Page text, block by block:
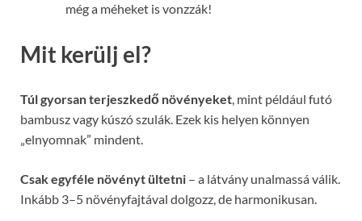
még a méheket is vonzzák!
Mit kerülj el?
Túl gyorsan terjeszkedő növényeket , mint például futó
bambusz vagy kúszó szulák. Ezek kis helyen könnyen
„elnyomnak” mindent.
Csak egyféle növényt ültetni – a látvány unalmassá válik.
Inkább 3–5 növényfajtával dolgozz, de harmonikusan.